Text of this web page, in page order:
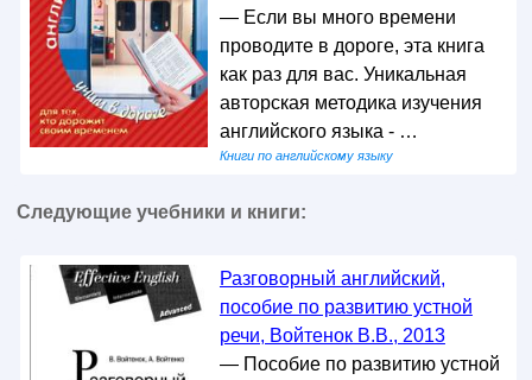
— Если вы много времени
проводите в дороге, эта книга
как раз для вас. Уникальная
авторская методика изучения
английского языка - …
Книги по английскому языку
Следующие учебники и книги:
Разговорный английский,
пособие по развитию устной
речи, Войтенок В.В., 2013
— Пособие по развитию устной